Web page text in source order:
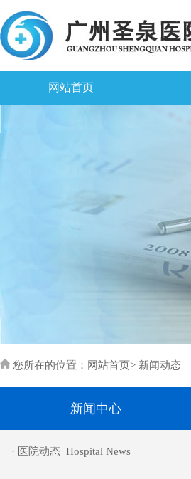
网站首页
您所在的位置： 网站首页> 新闻动态
新闻中心
· 医院动态 Hospital News